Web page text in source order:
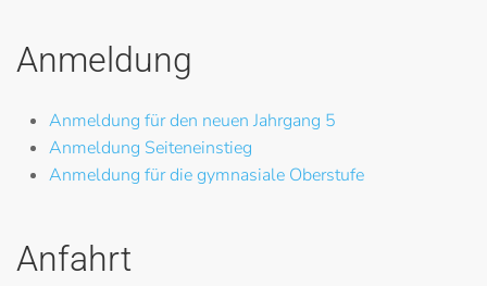
Anmeldung
Anmeldung für den neuen Jahrgang 5
Anmeldung Seiteneinstieg
Anmeldung für die gymnasiale Oberstufe
Anfahrt